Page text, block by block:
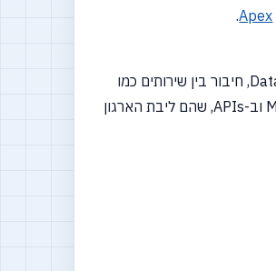
Apex
.
את ספריית הסקריפטים שניהלה את ה-ops בזמנו), ETL ו-Data Ingestion, חיבור בין שירותים כמו
Code, IFTT) ופרוטוטייפינג של APIs בלי ההתעסקות בתשתית. עדיין לא תפס ב-Microservices וב-APIs, שהם ליבת הארגון